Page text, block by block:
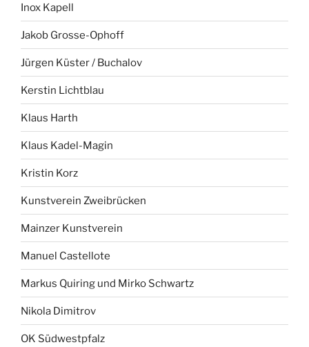
Inox Kapell
Jakob Grosse-Ophoff
Jürgen Küster / Buchalov
Kerstin Lichtblau
Klaus Harth
Klaus Kadel-Magin
Kristin Korz
Kunstverein Zweibrücken
Mainzer Kunstverein
Manuel Castellote
Markus Quiring und Mirko Schwartz
Nikola Dimitrov
OK Südwestpfalz